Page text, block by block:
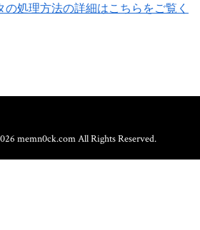
の処理方法の詳細はこちらをご覧く
memn0ck.com All Rights Reserved.